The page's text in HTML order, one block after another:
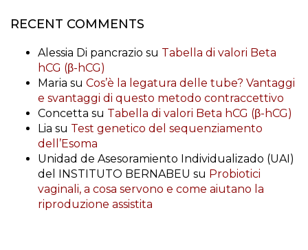
RECENT COMMENTS
Alessia Di pancrazio su Tabella di valori Beta
hCG (β-hCG)
Maria su Cos’è la legatura delle tube? Vantaggi
e svantaggi di questo metodo contraccettivo
Concetta su Tabella di valori Beta hCG (β-hCG)
Lia su Test genetico del sequenziamento
dell’Esoma
Unidad de Asesoramiento Individualizado (UAI)
del INSTITUTO BERNABEU su Probiotici
vaginali, a cosa servono e come aiutano la
riproduzione assistita